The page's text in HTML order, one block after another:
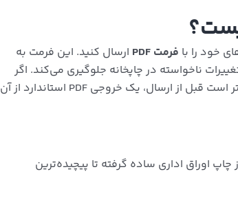
خود را با فرمت PDF ارسال کنید. این فرمت به
ناخواسته در چاپخانه جلوگیری می‌کند. اگر
فایل شما با فرمت دیگری (مانند JPG, PNG یا فایل‌های لایه باز) طراحی شده، بهتر است قبل از ارسال، یک خروجی PDF استاندارد از آن
اوراق اداری ساده گرفته تا پیچیده‌ترین